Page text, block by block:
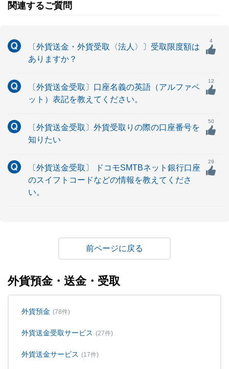
関連するご質問
〔外貨送金・外貨受取〈法人〉〕受取限度額は
ありますか？
4
〔外貨送金受取〕口座名義の英語（アルファベ
ット）表記を教えてください。
12
〔外貨送金受取〕外貨受取りの際の口座番号を
知りたい
50
〔外貨送金受取〕 ドコモSMTBネット銀行口座
のスイフトコードなどの情報を教えてくださ
い。
29
戻る
外貨預金・送金・受取
外貨預金 (78件)
外貨送金受取サービス (27件)
外貨送金サービス (17件)